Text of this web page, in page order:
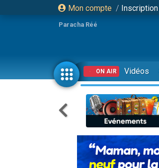
Mon compte / Inscription
Paracha Réé
ON AIR Vidéos